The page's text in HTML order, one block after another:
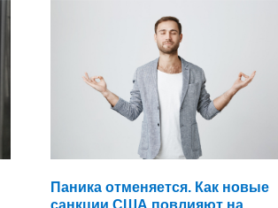
Паника отменяется. Как новые